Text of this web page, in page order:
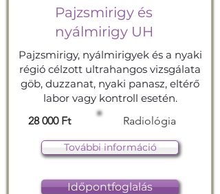
Pajzsmirigy és
nyálmirigy UH
Pajzsmirigy, nyálmirigyek és a nyaki
régió célzott ultrahangos vizsgálata
göb, duzzanat, nyaki panasz, eltérő
labor vagy kontroll esetén.
28 000 Ft
Radiológia
További információ
Időpontfoglalás